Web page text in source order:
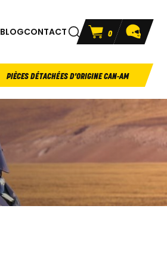
BLOGCONTACT 0
PIÈCES DÉTACHÉES D'ORIGINE CAN-AM